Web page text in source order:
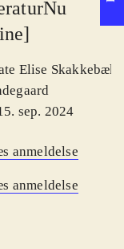
Elise Skakkebæk
sep. 2024
anmeldelse
anmeldelse